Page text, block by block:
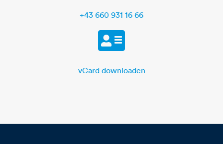
+43 660 931 16 66
vCard
vCard downloaden